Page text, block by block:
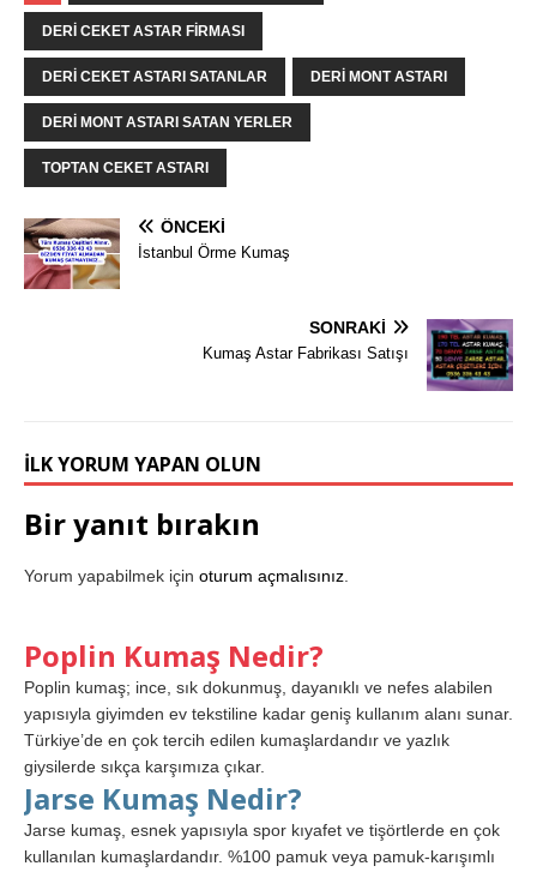
DERI CEKET ASTAR FIRMASI
DERI CEKET ASTARI SATANLAR DERI MONT ASTARI
DERI MONT ASTARI SATAN YERLER
TOPTAN CEKET ASTARI
ÖNCEKI
İstanbul Örme Kumaş
SONRAKI
Kumaş Astar Fabrikası Satışı
İLK YORUM YAPAN OLUN
Bir yanıt bırakın
Yorum yapabilmek için oturum açmalısınız
Poplin Kumaş Nedir?
Poplin kumaş; ince, sık dokunmuş, dayanıklı ve nefes alabilen
yapısıyla giyimden ev tekstiline kadar geniş kullanım alanı sunar.
Türkiye’de en çok tercih edilen kumaşlardandır ve yazlık
giysilerde sıkça karşımıza çıkar.
Jarse Kumaş Nedir?
Jarse kumaş, esnek yapısıyla spor kıyafet ve tişörtlerde en çok
kullanılan kumaşlardandır. %100 pamuk veya pamuk-karışımlı